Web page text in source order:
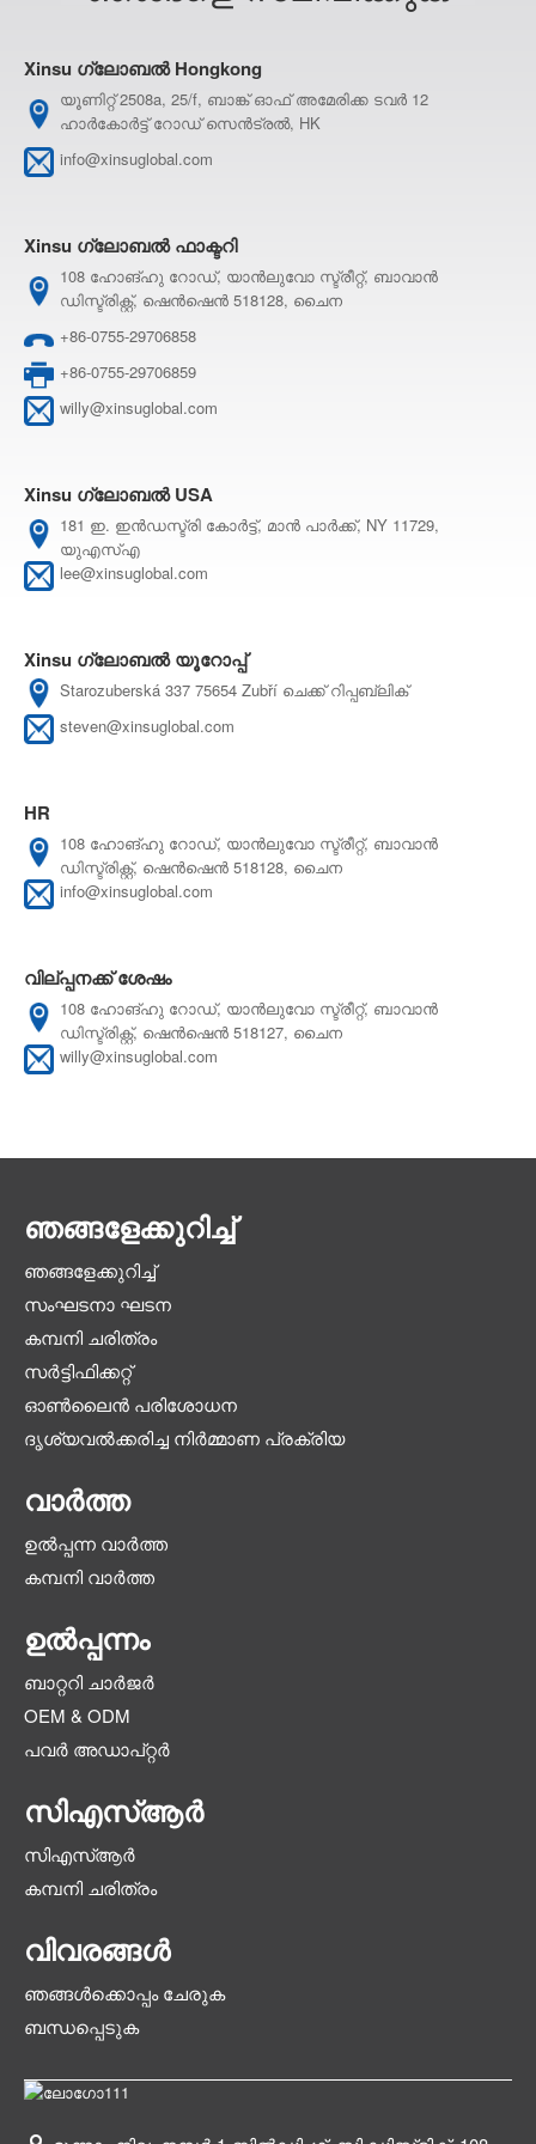
Xinsu ഗ്ലോബൽ Hongkong
യൂണിറ്റ് 2508a, 25/f, ബാങ്ക് ഓഫ് അമേരിക്ക ടവർ 12
ഹാർകോർട്ട് റോഡ് സെൻട്രൽ, HK
info@xinsuglobal.com
Xinsu ഗ്ലോബൽ ഫാക്ടറി
108 ഹോങ്ഹു റോഡ്, യാൻലുവോ സ്ട്രീറ്റ്, ബാവാൻ
ഡിസ്ട്രിക്റ്റ്, ഷെൻഷെൻ 518128, ചൈന
+86-0755-29706858
+86-0755-29706859
willy@xinsuglobal.com
Xinsu ഗ്ലോബൽ USA
181 ഇ. ഇൻഡസ്ട്രി കോർട്ട്, മാൻ പാർക്ക്, NY 11729,
യുഎസ്എ
lee@xinsuglobal.com
Xinsu ഗ്ലോബൽ യൂറോപ്പ്
Starozuberská 337 75654 Zubří ചെക്ക് റിപ്പബ്ലിക്
steven@xinsuglobal.com
HR
108 ഹോങ്ഹു റോഡ്, യാൻലുവോ സ്ട്രീറ്റ്, ബാവാൻ
ഡിസ്ട്രിക്റ്റ്, ഷെൻഷെൻ 518128, ചൈന
info@xinsuglobal.com
വില്പ്പനക്ക് ശേഷം
108 ഹോങ്ഹു റോഡ്, യാൻലുവോ സ്ട്രീറ്റ്, ബാവാൻ
ഡിസ്ട്രിക്റ്റ്, ഷെൻഷെൻ 518127, ചൈന
willy@xinsuglobal.com
ഞങ്ങളേക്കുറിച്ച്
ഞങ്ങളേക്കുറിച്ച്
സംഘടനാ ഘടന
കമ്പനി ചരിത്രം
സർട്ടിഫിക്കറ്റ്
ഓൺലൈൻ പരിശോധന
ദൃശ്യവൽക്കരിച്ച നിർമ്മാണ പ്രക്രിയ
വാർത്ത
ഉൽപ്പന്ന വാർത്ത
കമ്പനി വാർത്ത
ഉൽപ്പന്നം
ബാറ്ററി ചാർജർ
OEM & ODM
പവർ അഡാപ്റ്റർ
സിഎസ്ആർ
സിഎസ്ആർ
കമ്പനി ചരിത്രം
വിവരങ്ങൾ
ഞങ്ങൾക്കൊപ്പം ചേരുക
ബന്ധപ്പെടുക